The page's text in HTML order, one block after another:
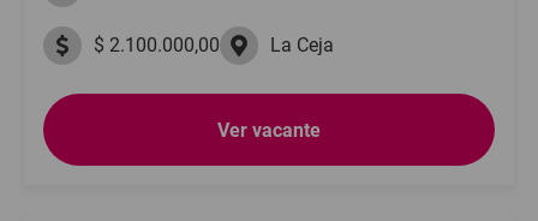
$ 2.100.000,00 La Ceja
Ver vacante